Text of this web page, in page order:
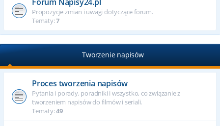
Propozycje zmian i uwagi dotyczące forum.
Tematy:7
Tworzenie napisów
Proces tworzenia napisów
Pytania i porady, poradniki i wszystko, co związanie z
tworzeniem napisów do filmów i seriali.
Tematy:49